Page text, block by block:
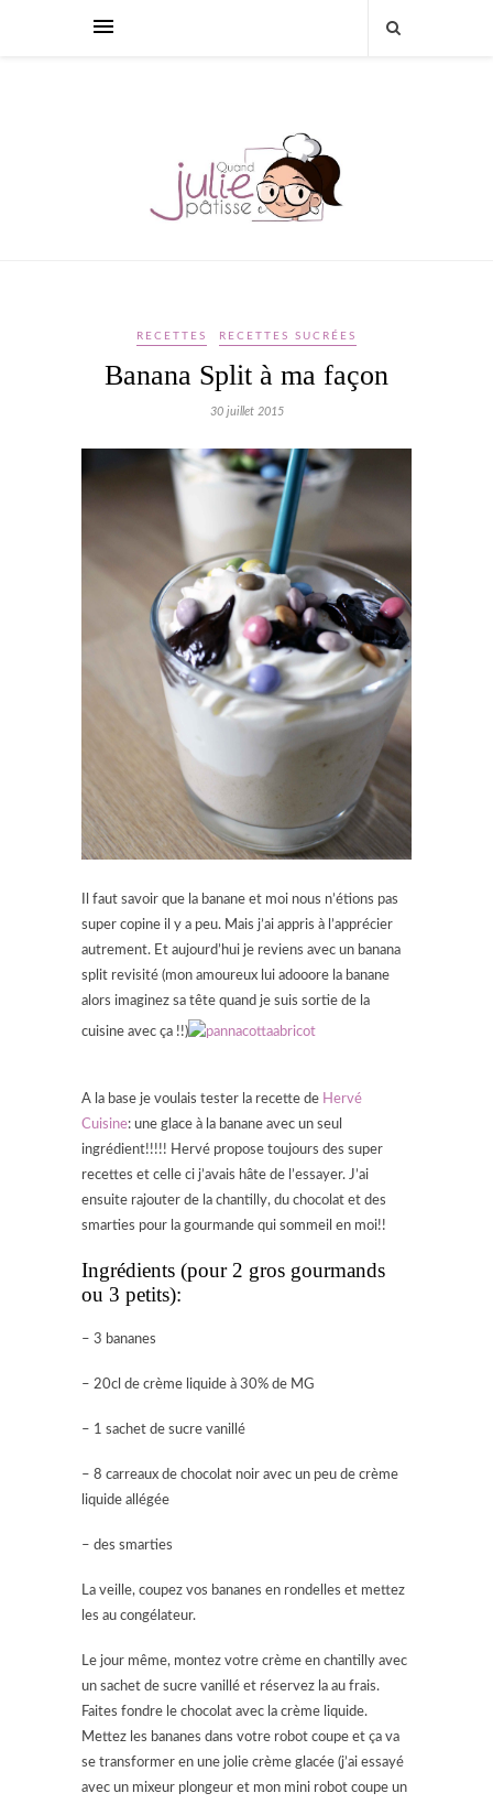
RECETTES RECETTES SUCRÉES
Banana Split à ma façon
30 juillet 2015
Il faut savoir que la banane et moi nous n’étions pas
super copine il y a peu. Mais j’ai appris à l’apprécier
autrement. Et aujourd’hui je reviens avec un banana
split revisité (mon amoureux lui adooore la banane
alors imaginez sa tête quand je suis sortie de la
cuisine avec ça !!)
A la base je voulais tester la recette de Hervé
Cuisine: une glace à la banane avec un seul
ingrédient!!!!! Hervé propose toujours des super
recettes et celle ci j’avais hâte de l’essayer. J’ai
ensuite rajouter de la chantilly, du chocolat et des
smarties pour la gourmande qui sommeil en moi!!
Ingrédients (pour 2 gros gourmands
ou 3 petits):
– 3 bananes
– 20cl de crème liquide à 30% de MG
– 1 sachet de sucre vanillé
– 8 carreaux de chocolat noir avec un peu de crème
liquide allégée
– des smarties
La veille, coupez vos bananes en rondelles et mettez
les au congélateur.
Le jour même, montez votre crème en chantilly avec
un sachet de sucre vanillé et réservez la au frais.
Faites fondre le chocolat avec la crème liquide.
Mettez les bananes dans votre robot coupe et ça va
se transformer en une jolie crème glacée (j’ai essayé
avec un mixeur plongeur et mon mini robot coupe un